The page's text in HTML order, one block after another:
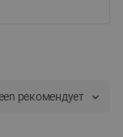
рекомендует